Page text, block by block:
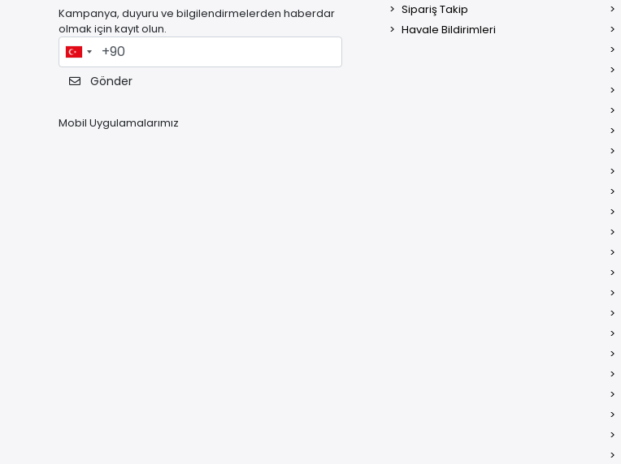
Kampanya, duyuru ve bilgilendirmelerden haberdar
olmak için kayıt olun.
Gönder
Mobil Uygulamalarımız
Sipariş Takip
Havale Bildirimleri